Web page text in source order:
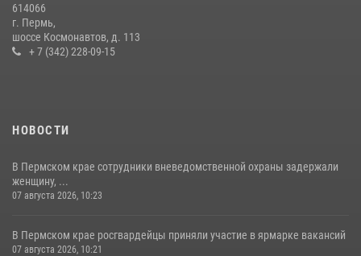
24 июля 2026, 08:45
614066
г. Пермь,
шоссе Космонавтов, д. 113
+ 7 (342) 228-09-15
НОВОСТИ
В Пермском крае сотрудники вневедомственной охраны задержали
женщину, ...
07 августа 2026, 10:23
В Пермском крае росгвардейцы приняли участие в ярмарке вакансий
07 августа 2026, 10:21